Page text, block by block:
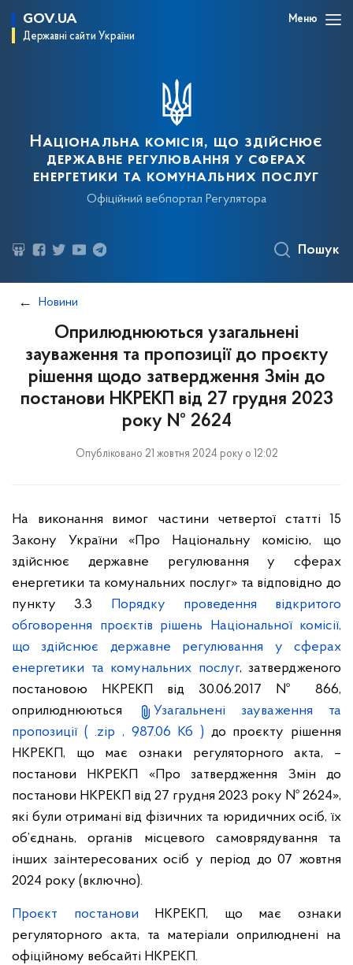
GOV.UA
Державні сайти України
Меню
Національна комісія, що здійснює
державне регулювання у сферах
енергетики та комунальних послуг
Офіційний вебпортал Регулятора
Пошук
Новини
Оприлюднюються узагальнені
зауваження та пропозиції до проєкту
рішення щодо затвердження Змін до
постанови НКРЕКП від 27 грудня 2023
року № 2624
Опубліковано 21 жовтня 2024 року о 12:02
На виконання вимог частини четвертої статті 15
Закону України «Про Національну комісію, що
здійснює державне регулювання у сферах
енергетики та комунальних послуг» та відповідно до
пункту 3.3 Порядку проведення відкритого
обговорення проєктів рішень Національної комісії,
що здійснює державне регулювання у сферах
енергетики та комунальних послуг, затвердженого
постановою НКРЕКП від 30.06.2017 № 866,
оприлюднюються
Узагальнені зауваження та
пропозиції ( .zip , 987.06 Кб ) до проєкту рішення
НКРЕКП, що має ознаки регуляторного акта, –
постанови НКРЕКП «Про затвердження Змін до
постанови НКРЕКП від 27 грудня 2023 року № 2624»,
які були отримані від фізичних та юридичних осіб, їх
об’єднань, органів місцевого самоврядування та
інших заінтересованих осіб у період до 07 жовтня
2024 року (включно).
Проєкт постанови НКРЕКП, що має ознаки
регуляторного акта, та матеріали оприлюднені на
офіційному вебсайті НКРЕКП.